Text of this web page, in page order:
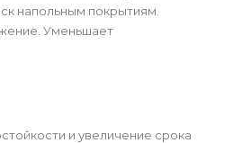
напольным покрытиям.
Уменьшает
и увеличение срока